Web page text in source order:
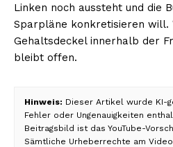
Linken noch aussteht und die
Sparpläne konkretisieren will.
Gehaltsdeckel innerhalb der
bleibt offen.
Hinweis: Dieser Artikel wurde KI-
Fehler oder Ungenauigkeiten
Beitragsbild ist das YouTube-
Sämtliche Urheberrechte am